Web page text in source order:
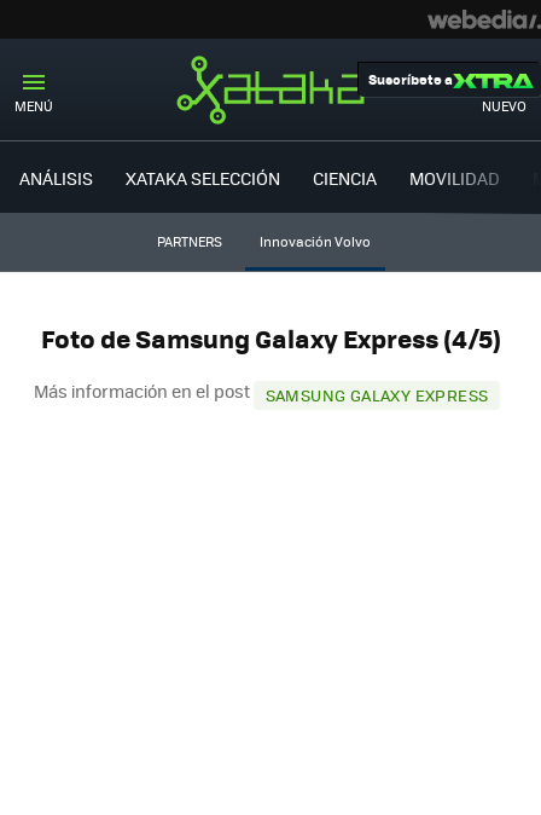
MENÚ NUEVO
Suscríbete a
ANÁLISIS XATAKA SELECCIÓN CIENCIA MOVILIDAD
PARTNERS Innovación Volvo
Foto de Samsung Galaxy Express (4/5)
Más información en el post SAMSUNG GALAXY EXPRESS